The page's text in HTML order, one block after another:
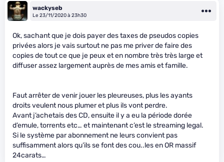
wackyseb
Le 23/11/2020 à 23h30
Ok, sachant que je dois payer des taxes de pseudos copies
privées alors je vais surtout ne pas me priver de faire des
copies de tout ce que je peux et en nombre très très large et
diffuser assez largement auprès de mes amis et famille.
Faut arrêter de venir jouer les pleureuses, plus les ayants
droits veulent nous plumer et plus ils vont perdre.
Avant j’achetais des CD, ensuite il y a eu la période dorée
d’emule, torrents etc… et maintenant c’est le streaming legal.
Si le système par abonnement ne leurs convient pas
suffisamment alors qu’ils se font des cou..les en OR massif
24carats…